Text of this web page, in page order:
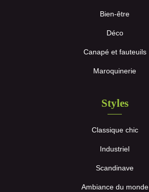
Bien-être
Déco
Canapé et fauteuils
Maroquinerie
Styles
Classique chic
Industriel
Scandinave
Ambiance du monde